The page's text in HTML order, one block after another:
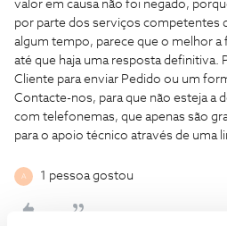
valor em causa não foi negado,
por parte dos serviços competentes
algum tempo, parece que o melhor a
até que haja uma resposta definitiva.
Cliente para enviar Pedido ou um
Contacte-nos, para que não esteja a
com telefonemas, que apenas são
para o apoio técnico através de uma
A 1 pessoa gostou